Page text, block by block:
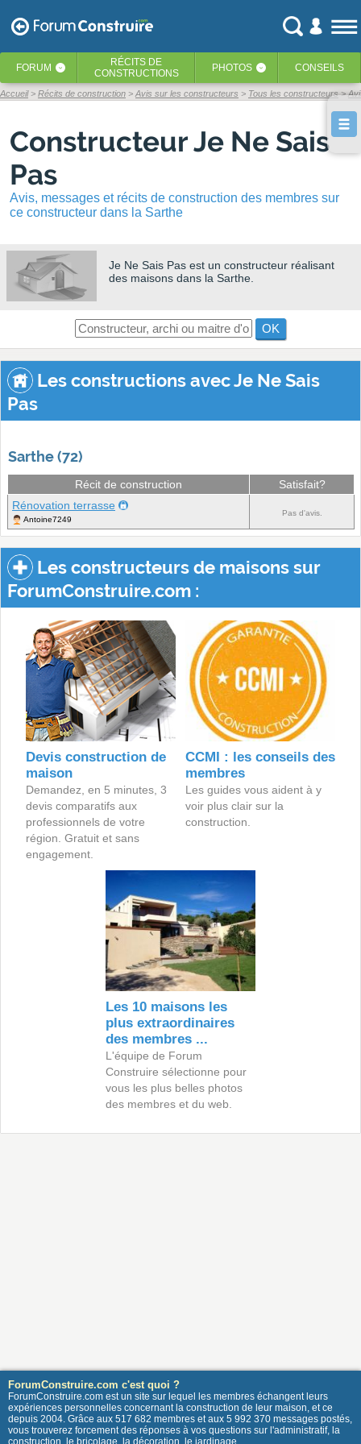
FORUM ‹ RÉCITS DE
CONSTRUCTIONS
PHOTOS ‹ CONSEILS
Accueil Récits de construction Avis sur les constructeurs Tous les constructeurs
Constructeur Je Ne Sais
Pas
Avis, messages et récits de construction des membres sur
ce constructeur dans la Sarthe
Je Ne Sais Pas est un constructeur réalisant
des maisons dans la Sarthe.
OK
Les constructions avec Je Ne Sais
Pas
Sarthe (72)
Récit de construction
Satisfait?
Rénovation terrasse
Antoine7249
Pas d'avis.
Les constructeurs de maisons sur
ForumConstruire.com :
Devis construction de
maison
Demandez, en 5 minutes, 3
devis comparatifs aux
professionnels de votre
région. Gratuit et sans
engagement.
CCMI : les conseils des
membres
Les guides vous aident à y
voir plus clair sur la
construction.
Les 10 maisons les
plus extraordinaires
des membres ...
L'équipe de Forum
Construire sélectionne pour
vous les plus belles photos
des membres et du web.
ForumConstruire.com c'est quoi ?
ForumConstruire.com est un site sur lequel les membres échangent leurs
expériences personnelles concernant la construction de leur maison, et ce
depuis 2004. Grâce aux 517 682 membres et aux 5 992 370 messages postés,
vous trouverez forcement des réponses à vos questions sur l'administratif, la
construction, le bricolage, la décoration, le jardinage ...